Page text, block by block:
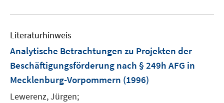
e
Literaturhinweis
Analytische Betrachtungen zu Projekten der
Beschäftigungsförderung nach § 249h AFG in
Mecklenburg-Vorpommern (1996)
Lewerenz, Jürgen;